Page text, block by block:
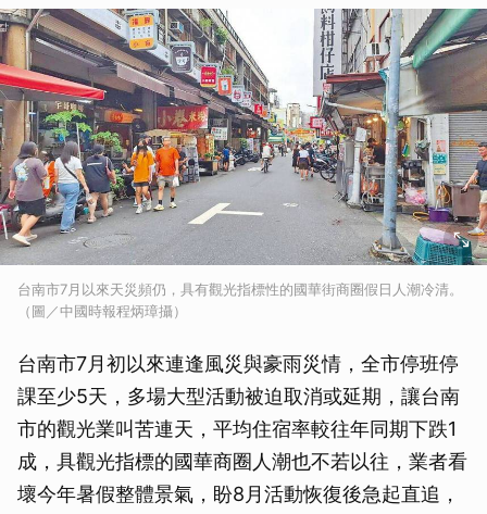
台南市7月以來天災頻仍，具有觀光指標性的國華街商圈假日人潮冷清。
（圖／中國時報程炳璋攝）
台南市7月初以來連逢風災與豪雨災情，全市停班停
課至少5天，多場大型活動被迫取消或延期，讓台南
市的觀光業叫苦連天，平均住宿率較往年同期下跌1
成，具觀光指標的國華商圈人潮也不若以往，業者看
壞今年暑假整體景氣，盼8月活動恢復後急起直追，